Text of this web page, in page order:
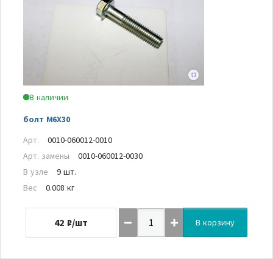
В наличии
болт M6X30
Арт.
0010-060012-0010
Арт. замены
0010-060012-0030
В узле
9 шт.
Вес
0.008 кг
42 ₽/шт В корзину